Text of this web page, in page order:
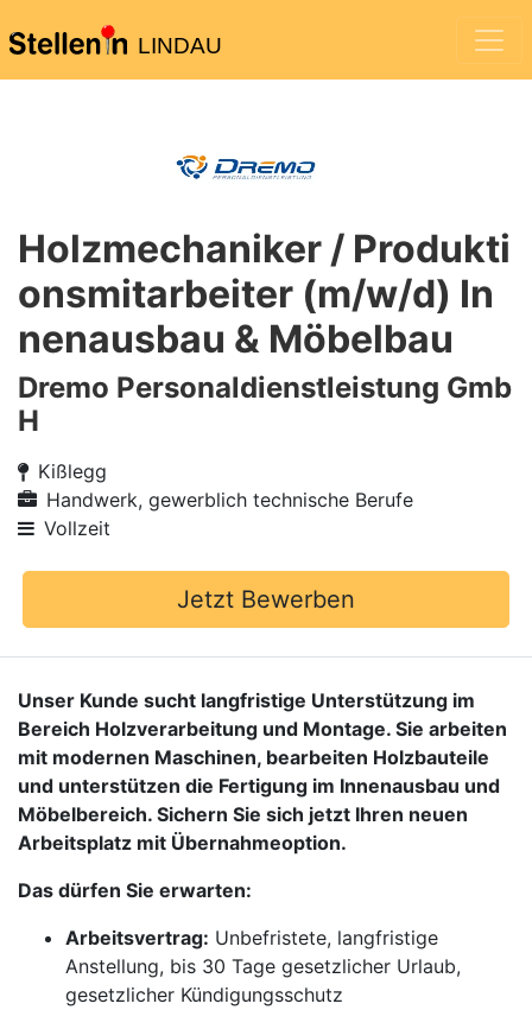
LINDAU
Holzmechaniker / Produkti
onsmitarbeiter (m/w/d) In
nenausbau & Möbelbau
Dremo Personaldienstleistung Gmb
H
Kißlegg
Handwerk, gewerblich technische Berufe
Vollzeit
Jetzt Bewerben
Unser Kunde sucht langfristige Unterstützung im
Bereich Holzverarbeitung und Montage. Sie arbeiten
mit modernen Maschinen, bearbeiten Holzbauteile
und unterstützen die Fertigung im Innenausbau und
Möbelbereich. Sichern Sie sich jetzt Ihren neuen
Arbeitsplatz mit Übernahmeoption.
Das dürfen Sie erwarten:
Arbeitsvertrag: Unbefristete, langfristige
Anstellung, bis 30 Tage gesetzlicher Urlaub,
gesetzlicher Kündigungsschutz